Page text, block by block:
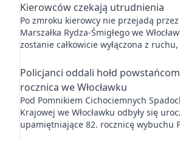
Kierowców czekają utrudnienia
Po zmroku kierowcy nie przejadą
Marszałka Rydza-Śmigłego we
zostanie całkowicie wyłączona z
Policjanci oddali hołd
rocznica we Włocławku
Pod Pomnikiem Cichociemnych
Krajowej we Włocławku odbyły się
upamiętniające 82. rocznicę wybuchu